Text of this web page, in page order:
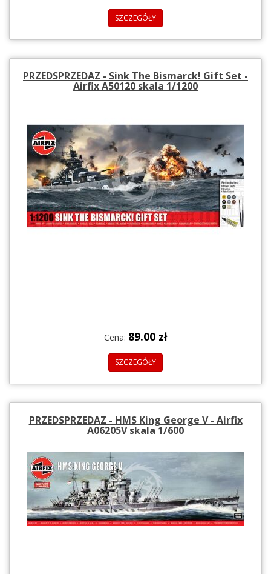
SZCZEGÓŁY
PRZEDSPRZEDAZ - Sink The Bismarck! Gift Set -
Airfix A50120 skala 1/1200
Cena: 89.00 zł
SZCZEGÓŁY
PRZEDSPRZEDAZ - HMS King George V - Airfix
A06205V skala 1/600